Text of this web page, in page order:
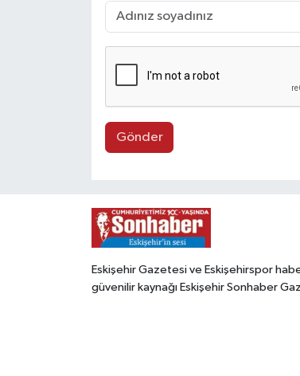
Gönder
Eskişehir Gazetesi ve Eskişehirspor
güvenilir kaynağı Eskişehir Sonhaber